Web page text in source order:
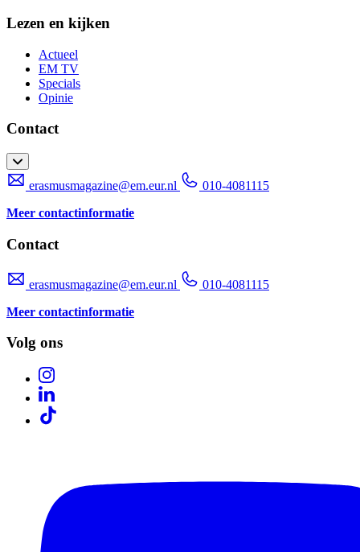
Lezen en kijken
Actueel
EM TV
Specials
Opinie
Contact
erasmusmagazine@em.eur.nl
010-4081115
Meer contactinformatie
Contact
erasmusmagazine@em.eur.nl
010-4081115
Meer contactinformatie
Volg ons